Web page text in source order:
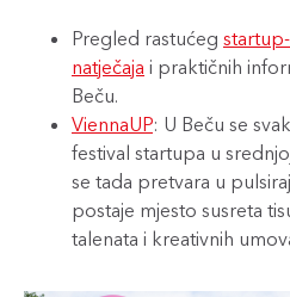
Pregled rastućeg
natječaja i praktičnih
Beču.
ViennaUP: U Beču se
festival startupa u
se tada pretvara u
postaje mjesto susreta
talenata i kreativnih